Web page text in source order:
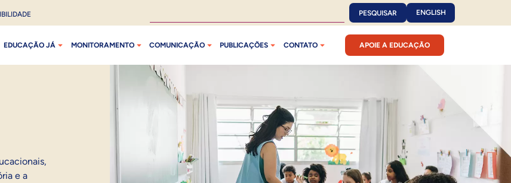
PESQUISAR ENGLISH
EDUCAÇÃO JÁ MONITORAMENTO COMUNICAÇÃO PUBLICAÇÕES CONTATO APOIE A EDUCAÇÃO
e a